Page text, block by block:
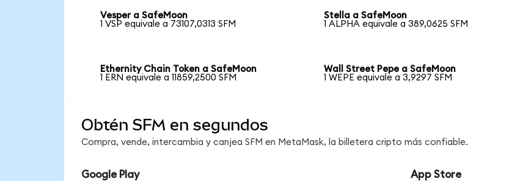
Vesper a SafeMoon
1 VSP equivale a 73107,0313 SFM
Stella a SafeMoon
1 ALPHA equivale a 389,0625 SFM
Ethernity Chain Token a SafeMoon
1 ERN equivale a 11859,2500 SFM
Wall Street Pepe a SafeMoon
1 WEPE equivale a 3,9297 SFM
Obtén SFM en segundos
Compra, vende, intercambia y canjea SFM en MetaMask, la billetera cripto más confiable.
Google Play App Store